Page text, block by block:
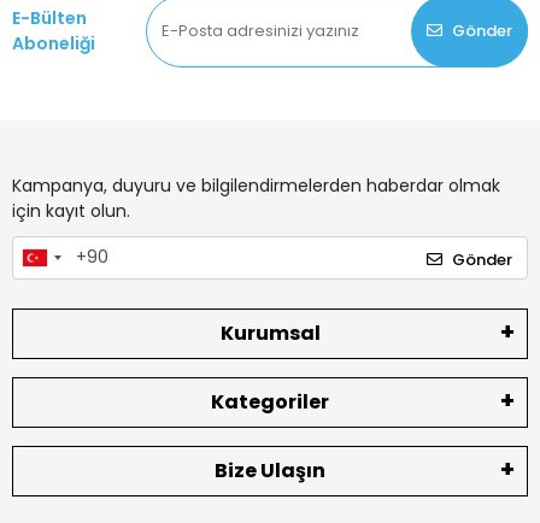
E-Bülten
Aboneliği
Gönder
Kampanya, duyuru ve bilgilendirmelerden haberdar olmak
için kayıt olun.
Gönder
Kurumsal
Kategoriler
Bize Ulaşın